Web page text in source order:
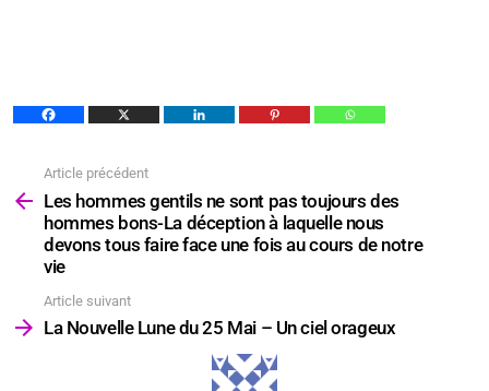
plus
Article précédent
Les hommes gentils ne sont pas toujours des
hommes bons-La déception à laquelle nous
devons tous faire face une fois au cours de notre
vie
Article suivant
La Nouvelle Lune du 25 Mai – Un ciel orageux